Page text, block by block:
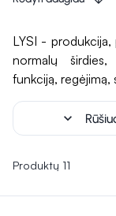
veiklą
, o kiti
kiti padėti mažinti
būti naudingos
LYSI - produkcija,
normalų
funkciją, regėjimą,
expand_more
Produktų 11